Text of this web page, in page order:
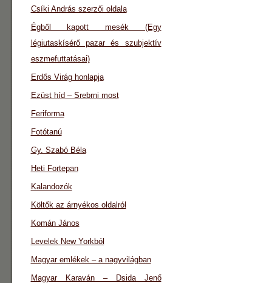
Csíki András szerzői oldala
Égből kapott mesék (Egy
légiutaskísérő pazar és szubjektív
eszmefuttatásai)
Erdős Virág honlapja
Ezüst híd – Srebrni most
Feriforma
Fotótanú
Gy. Szabó Béla
Heti Fortepan
Kalandozók
Költők az árnyékos oldalról
Komán János
Levelek New Yorkból
Magyar emlékek – a nagyvilágban
Magyar Karaván – Dsida Jenő